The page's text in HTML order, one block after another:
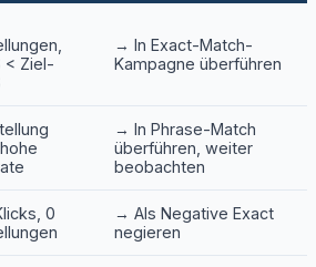
< Ziel-
→ In Exact-Match-
Kampagne überführen
→ In Phrase-Match
überführen, weiter
beobachten
0
→ Als Negative Exact
negieren